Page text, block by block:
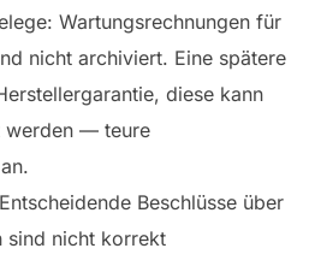
Wartungsrechnungen für
nicht archiviert. Eine spätere
diese kann
werden — teure
Beschlüsse über
sind nicht korrekt